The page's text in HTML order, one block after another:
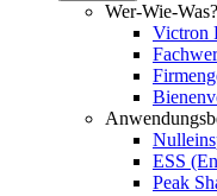
Wer-Wie-Was?
Victron
ESS
Peak